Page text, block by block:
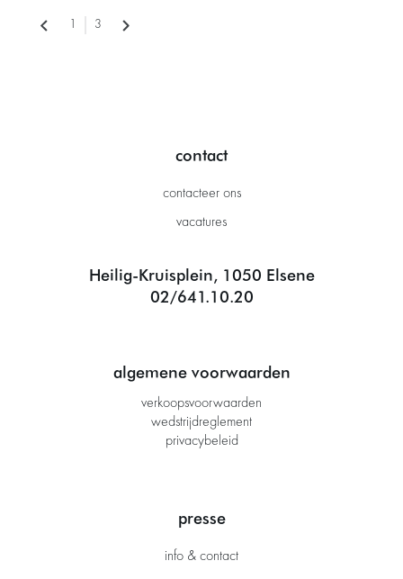
1 3
contact
contacteer ons
vacatures
Heilig-Kruisplein, 1050 Elsene
02/641.10.20
algemene voorwaarden
verkoopsvoorwaarden
wedstrijdreglement
privacybeleid
presse
info & contact